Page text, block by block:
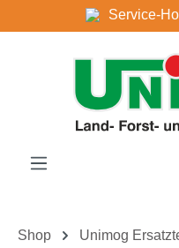
Zum Hauptinhalt springen
Service-
Shop
Unimog